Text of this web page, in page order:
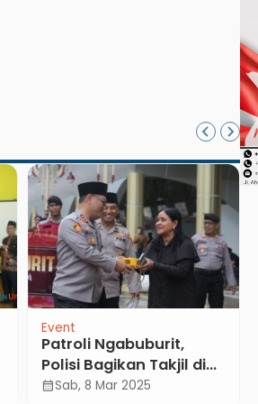
Event
Patroli Ngabuburit,
Polisi Bagikan Takjil di
Alun-alun Pancasila
calendar_monthSab, 8 Mar 2025